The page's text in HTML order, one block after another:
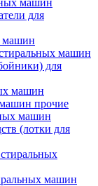
машин
для
машин
машин
для
машин
прочие
машин
(лотки для
машин